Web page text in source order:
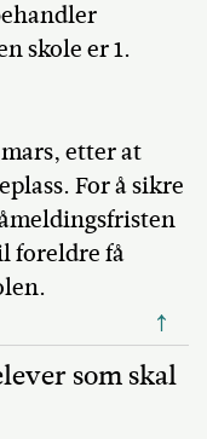
skole er 1.
etter at
For å sikre
foreldre få
↑
som skal